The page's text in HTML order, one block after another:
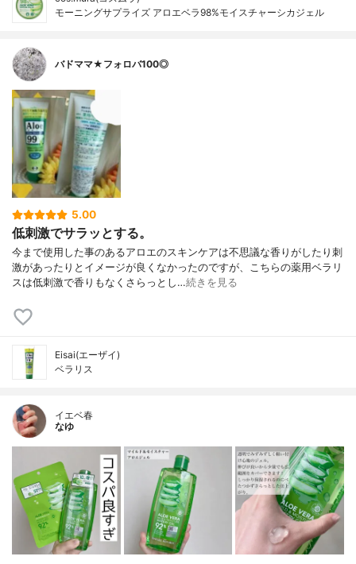
モーニングサプライズ アロエベラ98%モイスチャーシカジェル
バドママ★フォロバ100◎
5.00
低刺激でサラッとする。
今まで使用した事のあるアロエのスキンケアは不思議な香りがしたり刺
激があったりとイメージが良くなかったのですが、こちらの薬用ベラリ
スは低刺激で香りもなくさらっとし…続きを見る
Eisai(エーザイ)
ベラリス
イエベ春
なゆ